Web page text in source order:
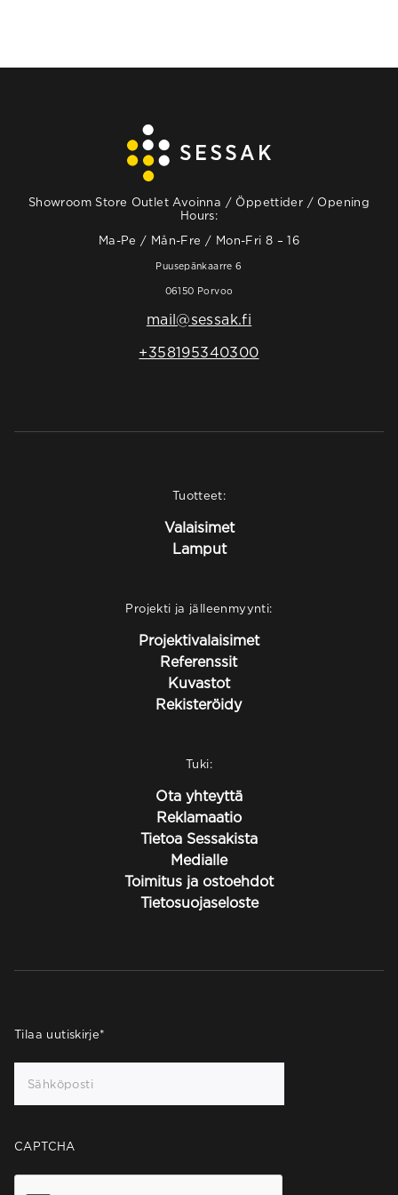
Showroom Store Outlet Avoinna / Öppettider / Opening
Hours:
Ma-Pe / Mån-Fre / Mon-Fri 8 – 16
Puusepänkaarre 6
06150 Porvoo
mail@sessak.fi
+358195340300
Tuotteet:
Valaisimet
Lamput
Projekti ja jälleenmyynti:
Projektivalaisimet
Referenssit
Kuvastot
Rekisteröidy
Tuki:
Ota yhteyttä
Reklamaatio
Tietoa Sessakista
Medialle
Toimitus ja ostoehdot
Tietosuojaseloste
Tilaa uutiskirje*
CAPTCHA